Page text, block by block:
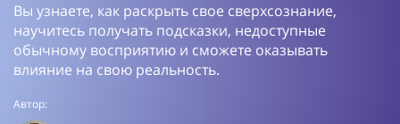
Вы узнаете, как раскрыть свое сверхсознание,
научитесь получать подсказки, недоступные
обычному восприятию и сможете оказывать
влияние на свою реальность.
Автор: